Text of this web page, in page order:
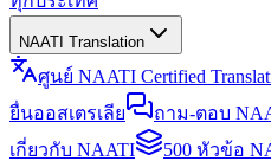
NAATI Translation
ศูนย์ NAATI Certified
ยื่นออสเตรเลีย
ถาม-ตอบ
เกี่ยวกับ NAATI
500 หัวข้อ